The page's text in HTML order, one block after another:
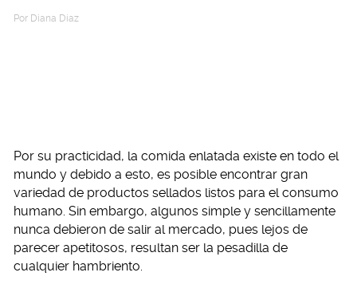
Por Diana Diaz
Por su practicidad, la comida enlatada existe en todo el
mundo y debido a esto, es posible encontrar gran
variedad de productos sellados listos para el consumo
humano. Sin embargo, algunos simple y sencillamente
nunca debieron de salir al mercado, pues lejos de
parecer apetitosos, resultan ser la pesadilla de
cualquier hambriento.